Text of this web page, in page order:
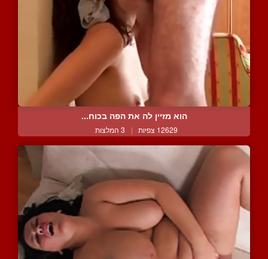
הוא מזיין לה את הפה בכוח...
12629 צפיות | 3 המלצות